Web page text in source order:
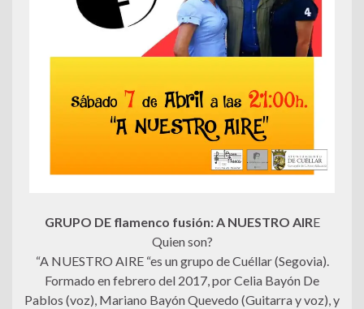
GRUPO DE flamenco fusión: A NUESTRO AIRE
Quien son?
“A NUESTRO AIRE “es un grupo de Cuéllar (Segovia).
Formado en febrero del 2017, por Celia Bayón De
Pablos (voz), Mariano Bayón Quevedo (Guitarra y voz), y